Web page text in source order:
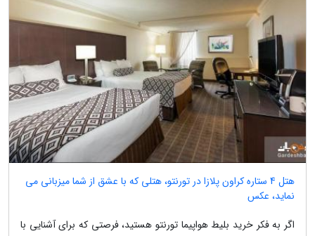
هتل 4 ستاره کراون پلازا در تورنتو، هتلی که با عشق از شما میزبانی می
نماید، عکس
اگر به فکر خرید بلیط هواپیما تورنتو هستید، فرصتی که برای آشنایی با